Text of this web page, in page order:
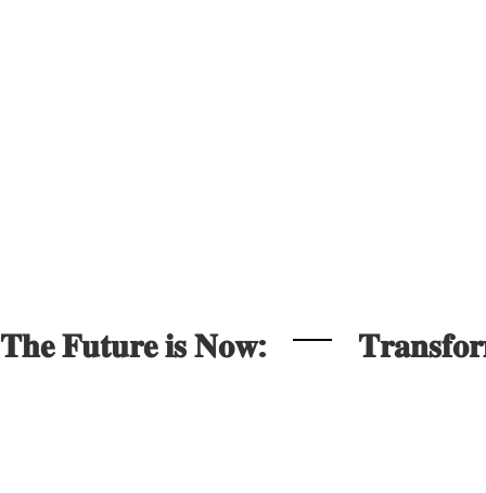
𝐓𝐡𝐞 𝐅𝐮𝐭𝐮𝐫𝐞 𝐢𝐬 𝐍𝐨𝐰: